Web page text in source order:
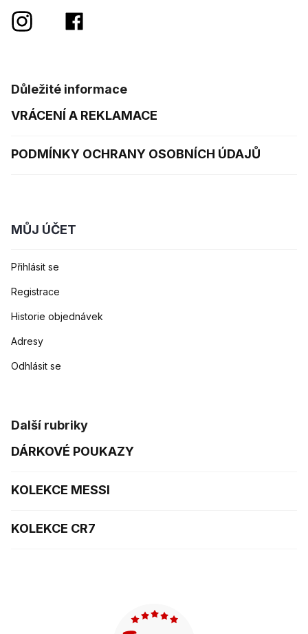
Důležité informace
VRÁCENÍ A REKLAMACE
PODMÍNKY OCHRANY OSOBNÍCH ÚDAJŮ
MŮJ ÚČET
Přihlásit se
Registrace
Historie objednávek
Adresy
Odhlásit se
Další rubriky
DÁRKOVÉ POUKAZY
KOLEKCE MESSI
KOLEKCE CR7